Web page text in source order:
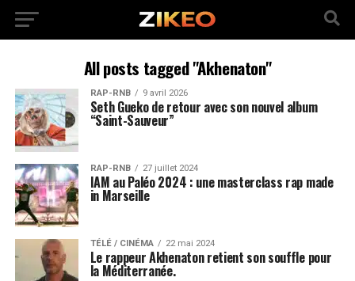
All posts tagged "Akhenaton"
RAP-RNB 9 avril 2026
Seth Gueko de retour avec son nouvel album
“Saint-Sauveur”
RAP-RNB 27 juillet 2024
IAM au Paléo 2024 : une masterclass rap made
in Marseille
TÉLÉ / CINÉMA 22 mai 2024
Le rappeur Akhenaton retient son souffle pour
la Méditerranée.